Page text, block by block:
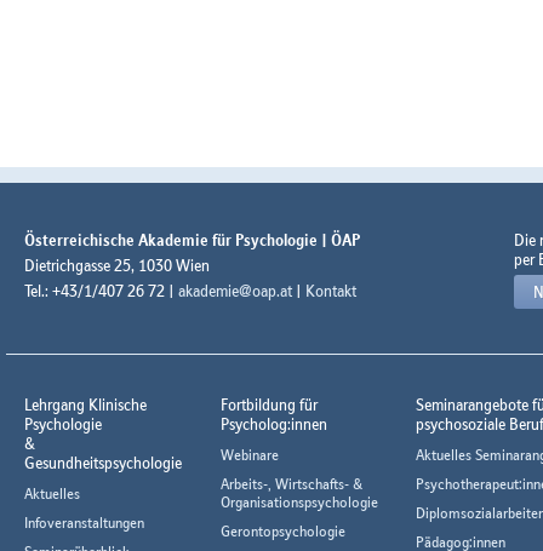
Österreichische Akademie für Psychologie | ÖAP
Dietrichgasse 25, 1030 Wien
Tel.: +43/1/407 26 72 | akademie@oap.at | Kontakt
Die
per
Lehrgang Klinische
Psychologie
&
Gesundheitspsychologie
Aktuelles
Infoveranstaltungen
Fortbildung für
Psycholog:innen
Webinare
Arbeits-, Wirtschafts- &
Organisationspsychologie
Gerontopsychologie
Seminarangebote
psychosoziale
Aktuelles
Pädagog:innen